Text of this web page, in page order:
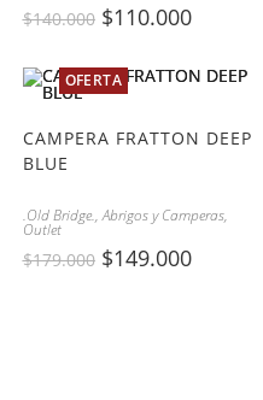
$140.000 $110.000
OFERTA
CAMPERA FRATTON DEEP
BLUE
.Old Bridge.,Abrigos y Camperas,
Outlet
$179.000 $149.000